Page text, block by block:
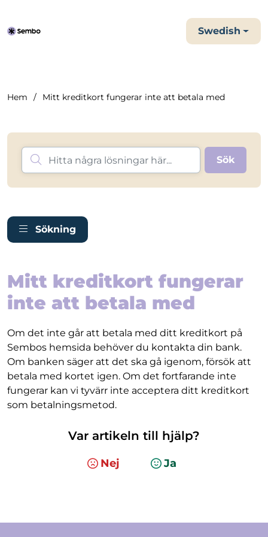
Swedish
Hem Mitt kreditkort fungerar inte att betala med
Sökning
Mitt kreditkort fungerar
inte att betala med
Om det inte går att betala med ditt kreditkort på
Sembos hemsida behöver du kontakta din bank.
Om banken säger att det ska gå igenom, försök att
betala med kortet igen. Om det fortfarande inte
fungerar kan vi tyvärr inte acceptera ditt kreditkort
som betalningsmetod.
Var artikeln till hjälp?
Nej Ja